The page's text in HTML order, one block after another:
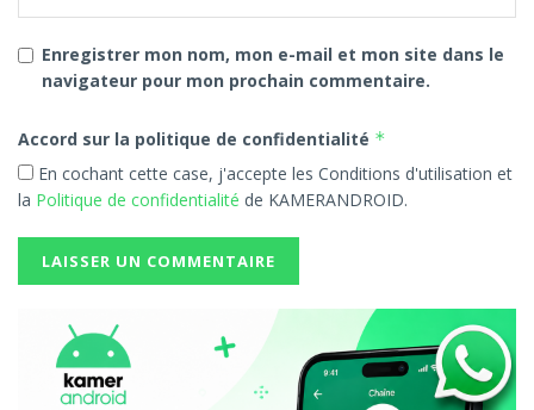
Enregistrer mon nom, mon e-mail et mon site dans le
navigateur pour mon prochain commentaire.
Accord sur la politique de confidentialité *
En cochant cette case, j'accepte les Conditions d'utilisation et
la Politique de confidentialité de KAMERANDROID.